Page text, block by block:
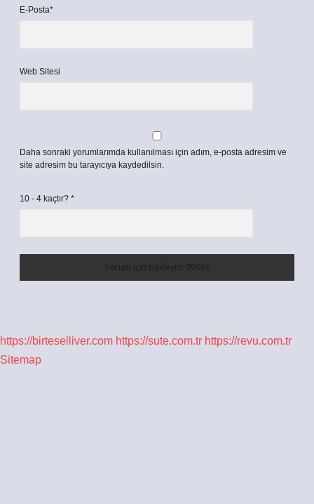
E-Posta*
Web Sitesi
Daha sonraki yorumlarımda kullanılması için adım, e-posta adresim ve
site adresim bu tarayıcıya kaydedilsin.
10 - 4 kaçtır? *
https://birteselliver.com https://sute.com.tr https://revu.com.tr
Sitemap